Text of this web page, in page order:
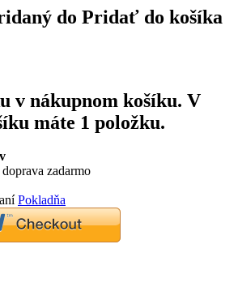
do Pridať do košíka
v nákupnom košíku. V
máte 1 položku.
doprava zadarmo
Pokladňa